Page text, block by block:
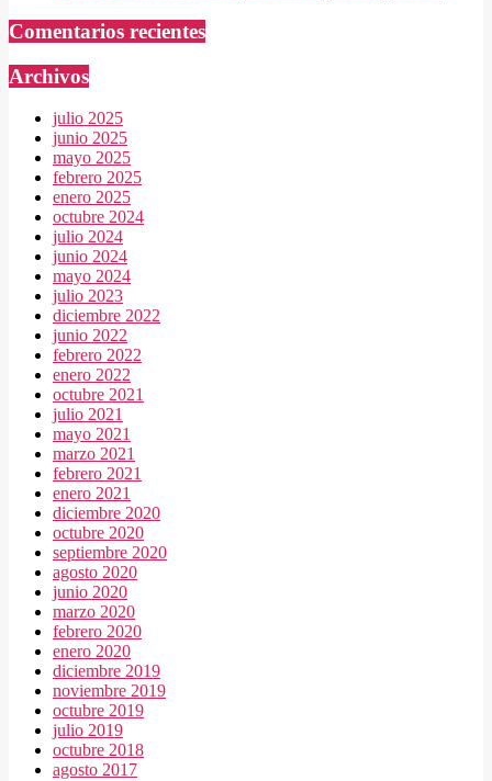
Comentarios recientes
Archivos
julio 2025
junio 2025
mayo 2025
febrero 2025
enero 2025
octubre 2024
julio 2024
junio 2024
mayo 2024
julio 2023
diciembre 2022
junio 2022
febrero 2022
enero 2022
octubre 2021
julio 2021
mayo 2021
marzo 2021
febrero 2021
enero 2021
diciembre 2020
octubre 2020
septiembre 2020
agosto 2020
junio 2020
marzo 2020
febrero 2020
enero 2020
diciembre 2019
noviembre 2019
octubre 2019
julio 2019
octubre 2018
agosto 2017